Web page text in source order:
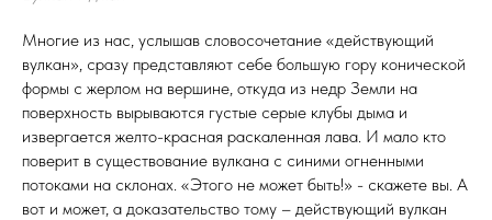
Многие из нас, услышав словосочетание «действующий
вулкан», сразу представляют себе большую гору конической
формы с жерлом на вершине, откуда из недр Земли на
поверхность вырываются густые серые клубы дыма и
извергается желто-красная раскаленная лава. И мало кто
поверит в существование вулкана с синими огненными
потоками на склонах. «Этого не может быть!» - скажете вы. А
вот и может, а доказательство тому – действующий вулкан